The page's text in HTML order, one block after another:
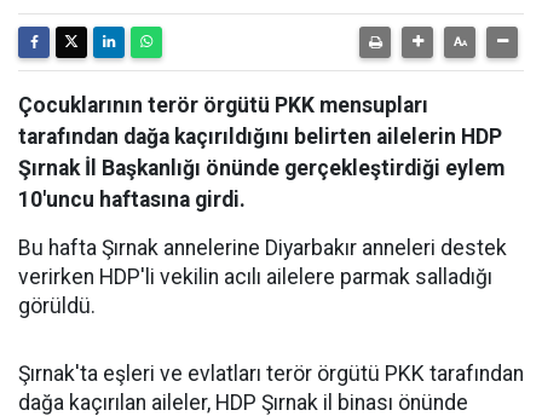
Çocuklarının terör örgütü PKK mensupları
tarafından dağa kaçırıldığını belirten ailelerin HDP
Şırnak İl Başkanlığı önünde gerçekleştirdiği eylem
10'uncu haftasına girdi.
Bu hafta Şırnak annelerine Diyarbakır anneleri destek
verirken HDP'li vekilin acılı ailelere parmak salladığı
görüldü.
Şırnak'ta eşleri ve evlatları terör örgütü PKK tarafından
dağa kaçırılan aileler, HDP Şırnak il binası önünde